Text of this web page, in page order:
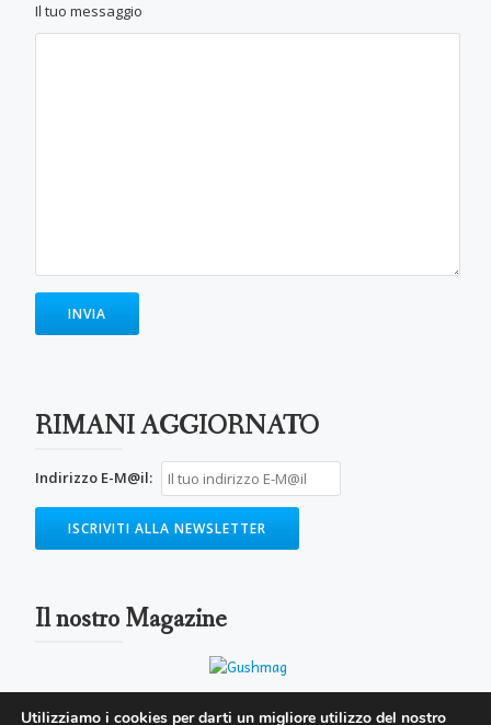
Il tuo messaggio
RIMANI AGGIORNATO
Indirizzo E-M@il:
Il nostro Magazine
Utilizziamo i cookies per darti un migliore utilizzo del nostro